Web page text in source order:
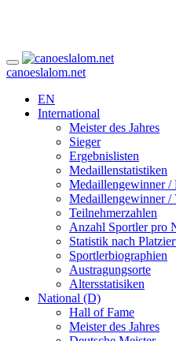
canoeslalom.net
EN
International
Meister des Jahres
Sieger
Ergebnislisten
Medaillenstatistiken
Medaillengewinner /
Medaillengewinner /
Teilnehmerzahlen
Anzahl Sportler pro
Statistik nach
Sportlerbiographien
Austragungsorte
Altersstatisiken
National (D)
Hall of Fame
Meister des Jahres